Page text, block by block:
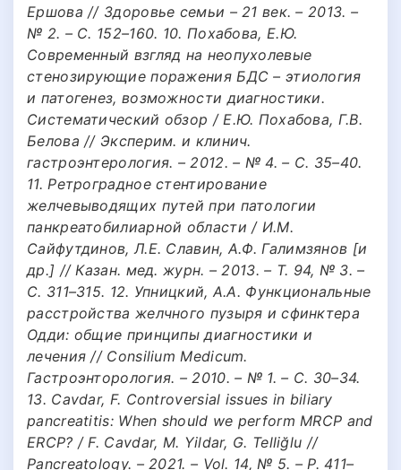
Ершова // Здоровье семьи – 21 век. – 2013. –
№ 2. – С. 152–160. 10. Похабова, Е.Ю.
Современный взгляд на неопухолевые
стенозирующие поражения БДС – этиология
и патогенез, возможности диагностики.
Систематический обзор / Е.Ю. Похабова, Г.В.
Белова // Эксперим. и клинич.
гастроэнтерология. – 2012. – № 4. – С. 35–40.
11. Ретроградное стентирование
желчевыводящих путей при патологии
панкреатобилиарной области / И.М.
Сайфутдинов, Л.Е. Славин, А.Ф. Галимзянов [и
др.] // Казан. мед. журн. – 2013. – Т. 94, № 3. –
С. 311–315. 12. Упницкий, А.А. Функциональные
расстройства желчного пузыря и сфинктера
Одди: общие принципы диагностики и
лечения // Consilium Medicum.
Гастроэнторология. – 2010. – № 1. – С. 30–34.
13. Cavdar, F. Controversial issues in biliary
pancreatitis: When should we perform MRCP and
ERCP? / F. Cavdar, M. Yildar, G. Telliğlu //
Pancreatology. – 2021. – Vol. 14, № 5. – P. 411–